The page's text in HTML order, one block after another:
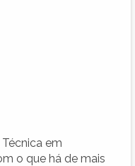
em
o que há de mais